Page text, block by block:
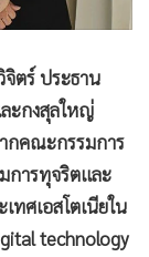
จิตร์ ประธาน
ะกงสุลใหญ่
กคณะกรรมการ
การทุจริตและ
ทศเอสโตเนียใน
technology